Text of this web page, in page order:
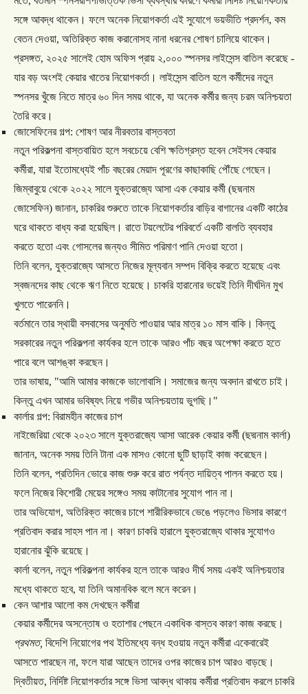
সঙ্গে আবদ্ধ থাকেন। ফলে অনেক নিয়োগকর্তা এই সুযোগে ভয়ভীতি প্রদর্শন, কম
বেতন দেওয়া, অতিরিক্ত কাজ করানোসহ নানা ধরনের শোষণ চালিয়ে থাকেন।
প্রসঙ্গত, ২০২৫ সালেই হোম অফিস প্রায় ২,০০০ স্পনসর লাইসেন্স বাতিল করেছে-
যার বড় অংশই কেয়ার খাতের নিয়োগকর্তা। লাইসেন্স বাতিল হলে কর্মীদের নতুন
স্পনসর খুঁজে নিতে মাত্র ৬০ দিন সময় থাকে, যা অনেক কর্মীর জন্য চরম অনিশ্চয়তা
তৈরি করে।
জোসেফিনের গল্প: শোষণ আর নীরবতার বাস্তবতা
নতুন পরিকল্পনা বাস্তবায়িত হলে সবচেয়ে বেশি ক্ষতিগ্রস্ত হবেন সেইসব কেয়ার
কর্মীরা, যারা ইতোমধ্যেই পাঁচ বছরের মেয়াদ পূরণের কাছাকাছি পৌঁছে গেছেন।
জিম্বাবুয়ে থেকে ২০২২ সালে যুক্তরাজ্যে আসা এক কেয়ার কর্মী (ছদ্মনাম
জোসেফিন) জানান, চাকরির শুরুতে তাকে নিয়োগকর্তার বাড়ির বাগানের একটি কাঠের
ঘরে থাকতে বাধ্য করা হয়েছিল। রাতে টয়লেটের পরিবর্তে একটি বালতি ব্যবহার
করতে হতো এবং গোসলের জন্যও সীমিত পরিমাণ পানি দেওয়া হতো।
তিনি বলেন, যুক্তরাজ্যে আসতে নিজের মূল্যবান সম্পদ বিক্রি করতে হয়েছে এবং
স্বজনদের কাছ থেকে ঋণ নিতে হয়েছে। চাকরি হারানোর ভয়েই তিনি দীর্ঘদিন মুখ
খুলতে পারেননি।
বর্তমানে তার স্থায়ী বসবাসের অনুমতি পাওয়ার আর মাত্র ১০ মাস বাকি। কিন্তু
সরকারের নতুন পরিকল্পনা কার্যকর হলে তাকে আরও পাঁচ বছর অপেক্ষা করতে হতে
পারে বলে আশঙ্কা করছেন।
তার ভাষায়, "আমি আমার কাজকে ভালোবাসি। সমাজের জন্য অবদান রাখতে চাই।
কিন্তু এখন আমার ভবিষ্যৎ নিয়ে গভীর অনিশ্চয়তায় ভুগছি। "
কার্লার গল্প: বিরামহীন কাজের চাপ
নাইজেরিয়া থেকে ২০২৩ সালে যুক্তরাজ্যে আসা আরেক কেয়ার কর্মী (ছদ্মনাম কার্লা)
জানান, অনেক সময় তিনি টানা এক মাসও কোনো ছুটি ছাড়াই কাজ করেছেন।
তিনি বলেন, প্রতিদিন ভোরে কাজ শুরু করে রাত পর্যন্ত দায়িত্ব পালন করতে হয়।
ফলে নিজের কিশোরী মেয়ের সঙ্গেও সময় কাটানোর সুযোগ পান না।
তার অভিযোগ, অতিরিক্ত কাজের চাপে শারীরিকভাবে ভেঙে পড়লেও ভিসার কারণে
প্রতিবাদ করার সাহস পান না। কারণ চাকরি হারালে যুক্তরাজ্যে থাকার সুযোগও
হারানোর ঝুঁকি রয়েছে।
কার্লা বলেন, নতুন পরিকল্পনা কার্যকর হলে তাকে আরও দীর্ঘ সময় একই অনিশ্চয়তার
মধ্যে থাকতে হবে, যা তিনি অমানবিক বলে মনে করেন।
কেন আশার আলো কম দেখছেন কর্মীরা
কেয়ার কর্মীদের অসন্তোষ ও হতাশার পেছনে একাধিক বাস্তব কারণ কাজ করছে।
প্রথমত, বিদেশি নিয়োগের পথ ইতিমধ্যে বন্ধ হওয়ায় নতুন কর্মীরা একেবারেই
আসতে পারছেন না, ফলে যারা আছেন তাদের ওপর কাজের চাপ আরও বাড়ছে।
দ্বিতীয়ত, নির্দিষ্ট নিয়োগকর্তার সঙ্গে ভিসা আবদ্ধ থাকায় কর্মীরা প্রতিবাদ করলে চাকরি